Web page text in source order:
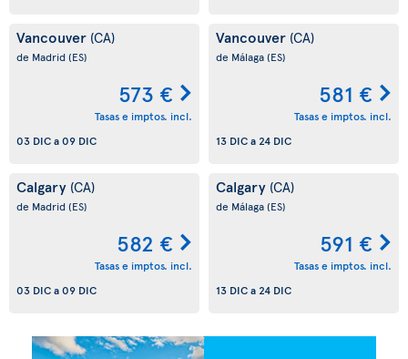
Vancouver (CA)
de Madrid(ES)
573 €
Tasas e imptos. incl.
03 DICa09 DIC
Vancouver (CA)
de Málaga(ES)
581 €
Tasas e imptos. incl.
13 DICa24 DIC
Calgary (CA)
de Madrid(ES)
582 €
Tasas e imptos. incl.
03 DICa09 DIC
Calgary (CA)
de Málaga(ES)
591 €
Tasas e imptos. incl.
13 DICa24 DIC